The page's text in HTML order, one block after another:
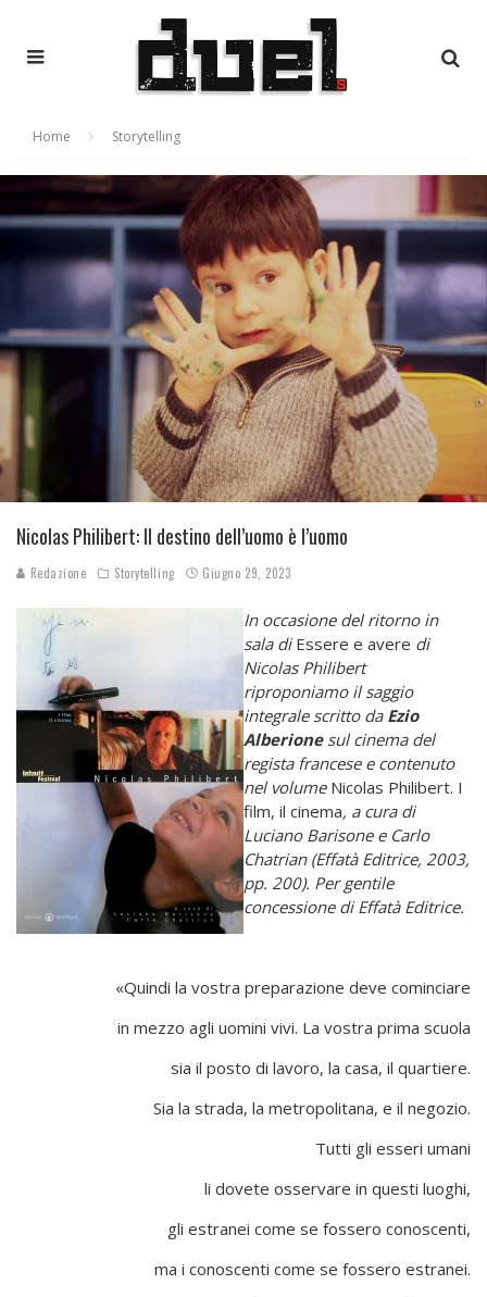
Home Storytelling
Nicolas Philibert: Il destino dell’uomo è l’uomo
Redazione Storytelling Giugno 29, 2023
In occasione del ritorno in
sala diEssere e avere di
Nicolas Philibert
riproponiamo il saggio
integrale scritto da Ezio
Alberionesul cinema del
regista francese e contenuto
nel volume Nicolas Philibert. I
film, il cinema, a cura di
Luciano Barisone e Carlo
Chatrian (Effatà Editrice, 2003,
pp. 200). Per gentile
concessione di Effatà Editrice.
«Quindi la vostra preparazione deve cominciare
in mezzo agli uomini vivi. La vostra prima scuola
sia il posto di lavoro, la casa, il quartiere.
Sia la strada, la metropolitana, e il negozio.
Tutti gli esseri umani
li dovete osservare in questi luoghi,
gli estranei come se fossero conoscenti,
ma i conoscenti come se fossero estranei.